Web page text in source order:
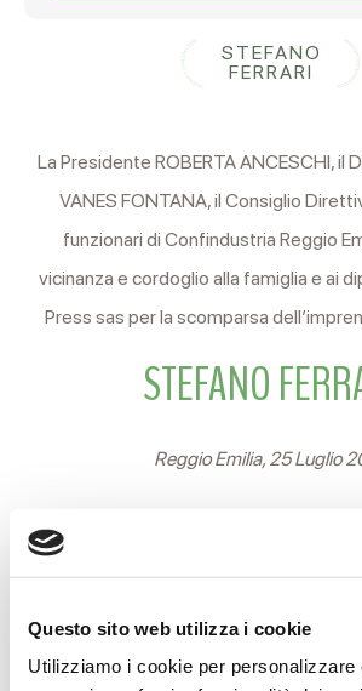
Questo sito web utilizza i cookie
Utilizziamo i cookie per personalizzare
STEFANO
FERRARI
La Presidente ROBERTA ANCESCHI, il
VANES FONTANA, il Consiglio
funzionari di Confindustria Reggio
vicinanza e cordoglio alla famiglia e ai
Press sas per la scomparsa
STEFANO
Reggio Emilia, 25 Luglio